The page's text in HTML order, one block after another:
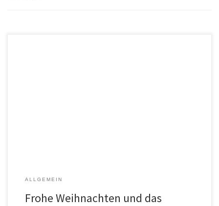
ALLGEMEIN
Frohe Weihnachten und das